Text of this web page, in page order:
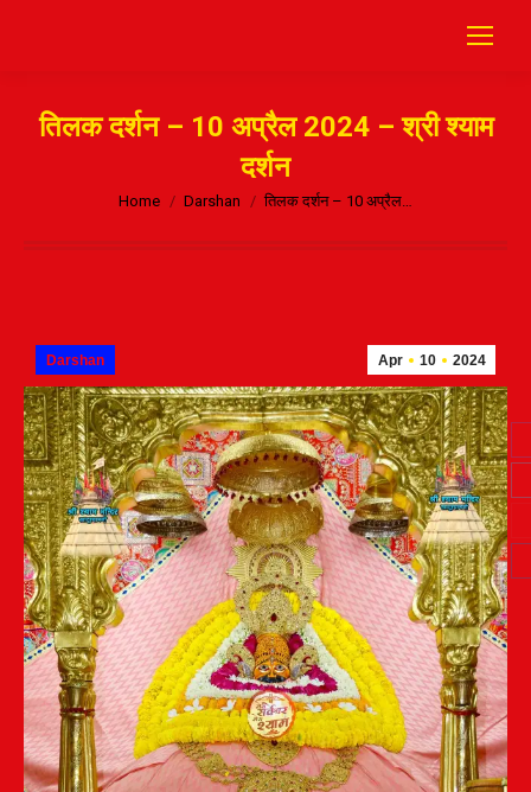
तिलक दर्शन – 10 अप्रैल 2024 – श्री श्याम
दर्शन
Home Darshan तिलक दर्शन – 10 अप्रैल…
Apr 10 2024
Darshan
Post
navigation